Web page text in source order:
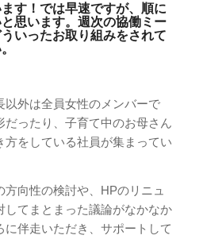
す！では早速ですが、順に
思います。週次の協働ミー
いったお取り組みをされて
以外は全員女性のメンバーで
だったり、子育て中のお母さん
方をしている社員が集まってい
向性の検討や、HPのリニュ
してまとまった議論がなかなか
伴走いただき、サポートして